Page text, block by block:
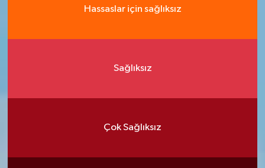
Hassaslar için sağlıksız
Sağlıksız
Çok Sağlıksız